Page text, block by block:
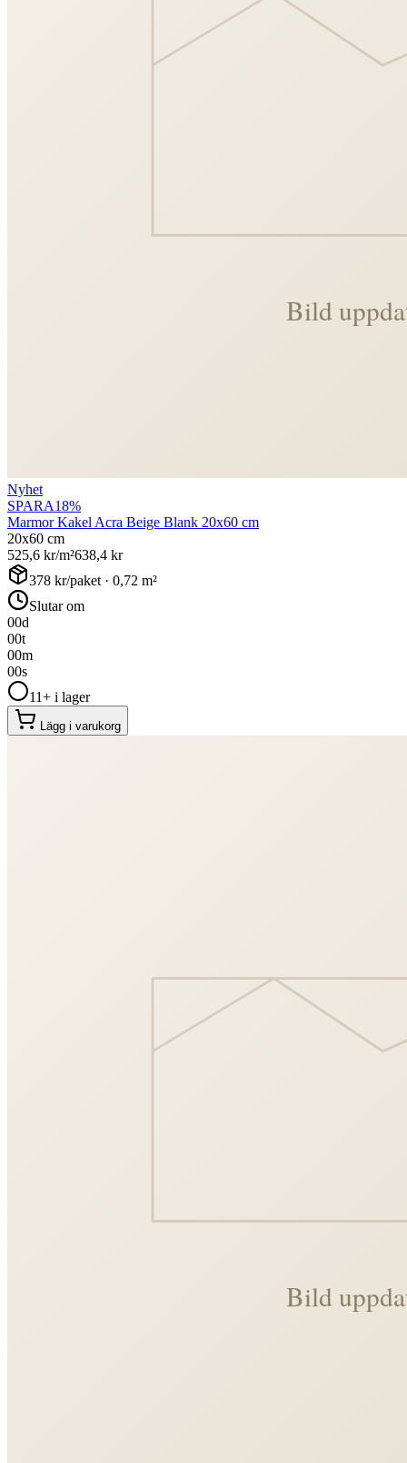
Nyhet
SPARA18%
Marmor Kakel Acra Beige Blank 20x60 cm
20x60 cm
525,6 kr/m²638,4 kr
378 kr/paket · 0,72 m²
Slutar om
00d
00t
00m
00s
11+ i lager
Lägg i varukorg